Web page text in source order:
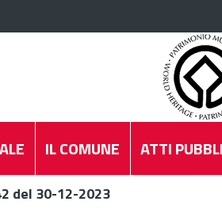
IL COMUNE ATTI
del 30-12-2023